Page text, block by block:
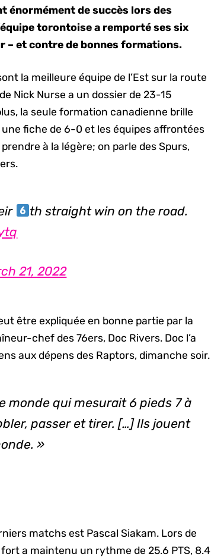
énormément de succès lors des
torontoise a remporté ses six
– et contre de bonnes formations.
la meilleure équipe de l’Est sur la route
Nick Nurse a un dossier de 23-15
la seule formation canadienne brille
fiche de 6-0 et les équipes affrontées
à la légère; on parle des Spurs,
th straight win on the road.
21, 2022
être expliquée en bonne partie par la
chef des 76ers, Doc Rivers. Doc l’a
aux dépens des Raptors, dimanche soir.
monde qui mesurait 6 pieds 7 à
passer et tirer. […] Ils jouent
»
matchs est Pascal Siakam. Lors de
a maintenu un rythme de 25.6 PTS, 8.4